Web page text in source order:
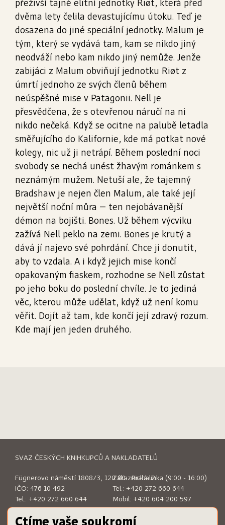
přeživší tajné elitní jednotky Riøt, která před
dvěma lety čelila devastujícímu útoku. Teď je
dosazena do jiné speciální jednotky. Malum je
tým, který se vydává tam, kam se nikdo jiný
neodváží nebo kam nikdo jiný nemůže. Jenže
zabijáci z Malum obviňují jednotku Riøt z
úmrtí jednoho ze svých členů během
neúspěšné mise v Patagonii. Nell je
přesvědčena, že s otevřenou náručí na ni
nikdo nečeká. Když se ocitne na palubě letadla
směřujícího do Kalifornie, kde má potkat nové
kolegy, nic už ji netrápí. Během poslední noci
svobody se nechá unést žhavým románkem s
neznámým mužem. Netuší ale, že tajemný
Bradshaw je nejen člen Malum, ale také její
největší noční můra – ten nejobávanější
démon na bojišti. Bones. Už během výcviku
zažívá Nell peklo na zemi. Bones je krutý a
dává jí najevo své pohrdání. Chce ji donutit,
aby to vzdala. A i když jejich mise končí
opakovaným fiaskem, rozhodne se Nell zůstat
po jeho boku do poslední chvíle. Je to jediná
věc, kterou může udělat, když už není komu
věřit. Dojít až tam, kde končí její zdravý rozum.
Kde mají jen jeden druhého.
SVAZ ČESKÝCH KNIHKUPCŮ A NAKLADATELŮ
Fügnerovo náměstí 1808/3, 120 00 Praha 2
IČO: 476 10 492
Tel.: +420 272 660 644
E-mail:sckn@sckn.cz
Zákaznická linka (9:00 - 16:00)
Tel.: +420 272 660 644
Mobil: +420 604 200 597
E-mail:info@dameknihu.cz
Ctíme vaše soukromí